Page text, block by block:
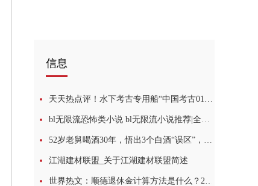
信息
天天热点评！水下考古专用船“中国考古01”首航福建
bl无限流恐怖类小说 bl无限流小说推荐|全球今热点
52岁老舅喝酒30年，悟出3个白酒“误区”，个个让人匪夷所思
江湖建材联盟_关于江湖建材联盟简述
世界热文：顺德退休金计算方法是什么？2023顺德领取养老金条件是什么？